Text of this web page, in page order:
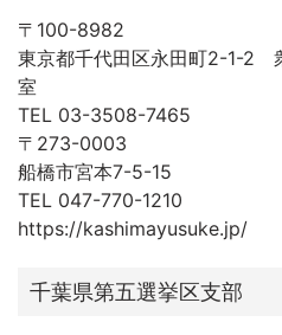
〒100-8982
東京都千代田区永田町2-1-2
室
TEL 03-3508-7465
〒273-0003
船橋市宮本7-5-15
TEL 047-770-1210
https://kashimayusuke.jp/
千葉県第五選挙区支部